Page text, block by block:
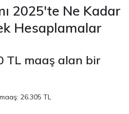
2025'te Ne Kadar
Hesaplamalar
TL maaş alan bir
26.305 TL